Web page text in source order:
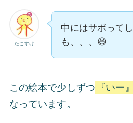
たこすけ
中にはサボって
も、、、😆
この絵本で少しずつ 『いー
なっています。